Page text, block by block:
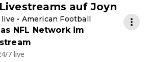
auf Joyn
• American Football
NFL Network im
7 live